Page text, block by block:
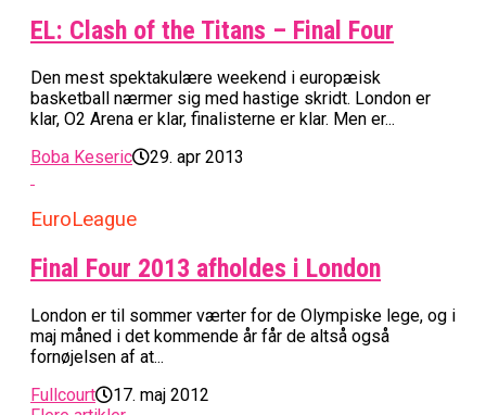
EL: Clash of the Titans – Final Four
Den mest spektakulære weekend i europæisk
basketball nærmer sig med hastige skridt. London er
klar, O2 Arena er klar, finalisterne er klar. Men er...
Boba Keseric
29. apr 2013
EuroLeague
Final Four 2013 afholdes i London
London er til sommer værter for de Olympiske lege, og i
maj måned i det kommende år får de altså også
fornøjelsen af at...
Fullcourt
17. maj 2012